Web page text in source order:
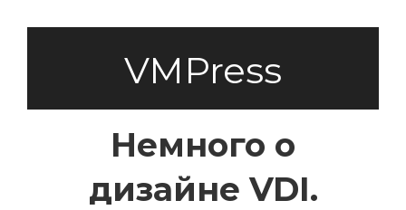
VMPress
Немного о
дизайне VDI.